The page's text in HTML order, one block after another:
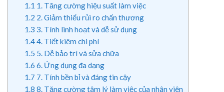
1.1 1. Tăng cường hiệu suất làm việc
1.2 2. Giảm thiểu rủi ro chấn thương
1.3 3. Tính linh hoạt và dễ sử dụng
1.44. Tiết kiệm chi phí
1.5 5. Dễ bảo trì và sửa chữa
1.6 6. Ứng dụng đa dạng
1.7 7. Tính bền bỉ và đáng tin cậy
1.8 8. Tăng cường tâm lý làm việc của nhân viên